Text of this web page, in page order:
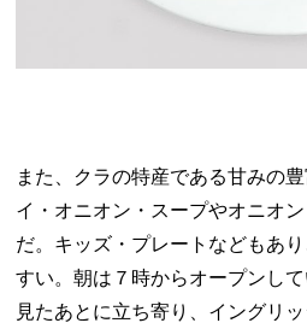
また、クラの特産である甘みの
イ・オニオン・スープやオニオ
だ。キッズ・プレートなどもあ
すい。朝は７時からオープンし
見たあとに立ち寄り、イングリ